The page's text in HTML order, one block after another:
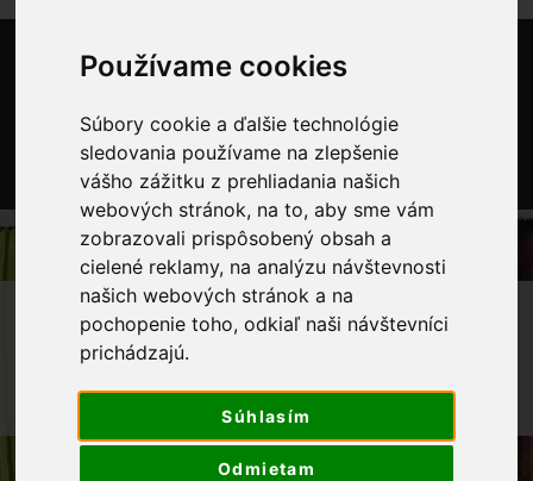
Používame cookies
Súbory cookie a ďalšie technológie
sledovania používame na zlepšenie
vášho zážitku z prehliadania našich
webových stránok, na to, aby sme vám
zobrazovali prispôsobený obsah a
cielené reklamy, na analýzu návštevnosti
našich webových stránok a na
pochopenie toho, odkiaľ naši návštevníci
prichádzajú.
Súhlasím
Odmietam
0
OBCHOD GALANTÉRIA
KRAJČÍRSKE POTREBY
SCHMETZ 100-IHLY STROJOVÉ 705 H
UNIVERSAL 100/16